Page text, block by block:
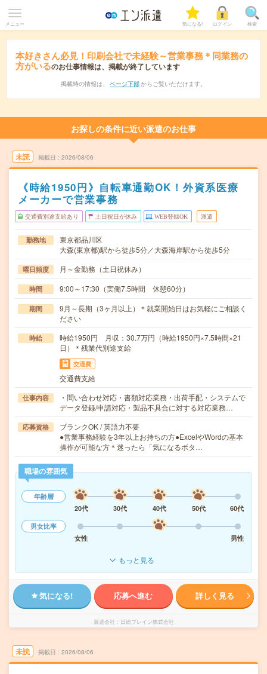
メニュー 気になる! ログイン 検索
本好きさん必見！印刷会社で未経験～営業事務＊同業務の
方がいるのお仕事情報は、掲載が終了しています
掲載時の情報は、 ページ下部 からご覧いただけます。
お探しの条件に近い派遣のお仕事
未読 掲載日 2026/08/06
《時給1950円》自転車通勤OK！外資系医療
メーカーで営業事務
交通費別途支給あり 土日祝日が休み WEB登録OK 派遣
勤務地
東京都品川区
大森(東京都)駅から徒歩5分／大森海岸駅から徒歩5分
曜日頻度 月～金勤務（土日祝休み）
時間 9:00～17:30（実働7.5時間 休憩60分）
期間
9月～長期（3ヶ月以上）＊就業開始日はお気軽にご相談く
ださい
時給
時給1950円 月収：30.7万円（時給1950円×7.5時間×21
日）＊残業代別途支給
交通費
交通費支給
仕事内容
・問い合わせ対応・書類対応業務・出荷手配・システムで
データ登録/申請対応・製品不具合に対する対応業務…
応募資格
ブランクOK / 英語力不要
●営業事務経験を3年以上お持ちの方●ExcelやWordの基本
操作が可能な方＊迷ったら「気になるボタ…
職場の雰囲気
年齢層
20代
30代 40代 50代
60代
男女比率
女性
男性
もっと見る
気になる! 応募へ進む 詳しく見る
派遣会社 日総ブレイン株式会社
未読 掲載日 2026/08/06